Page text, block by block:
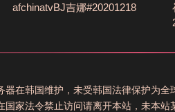
afchinatvBJ吉娜#20201218
器在韩国维护，未受韩国法律保护为全
国家法令禁止访问请离开本站，未本站